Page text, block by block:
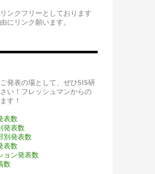
ンクフリーとしております
にリンク願います。
発表の場として、ぜひSIS研
い！フレッシュマンからの
す！
表数
発表数
別発表数
表数
ョン発表数
数